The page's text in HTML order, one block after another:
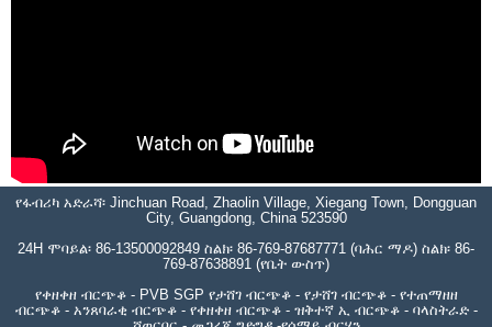
የፋብሪካ አድራሻ፡ Jinchuan Road, Zhaolin Village, Xiegang Town, Dongguan
City, Guangdong, China 523590
24H ሞባይል፡ 86-13500092849 ስልክ፡ 86-769-87687771 (ባሕር ማዶ) ስልክ፡ 86-
769-87638891 (የቤት ውስጥ)
የቀዘቀዘ ብርጭቆ - PVB SGP የታሸገ ብርጭቆ - የታሸገ ብርጭቆ - የተጠማዘዘ
ብርጭቆ - አንጸባራቂ ብርጭቆ - የቀዘቀዘ ብርጭቆ - ዝቅተኛ ኢ ብርጭቆ - ባላስትራድ -